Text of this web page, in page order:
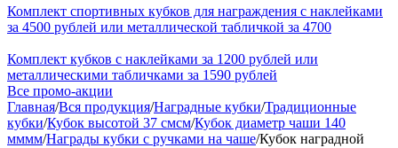
Комплект спортивных кубков для награждения с наклейками
за 4500 рублей или металлической табличкой за 4700
Комплект кубков с наклейками за 1200 рублей или
металлическими табличками за 1590 рублей
Все промо-акции
Главная/Вся продукция/Наградные кубки/Традиционные
кубки/Кубок высотой 37 смсм/Кубок диаметр чаши 140
мммм/Награды кубки с ручками на чаше/Кубок наградной